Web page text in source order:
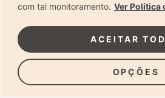
com tal monitoramento. Ver Política
OPÇÕES
ACEITAR
Dica de especialista: como
no ensaio newborn?
Dica de especialista: qual o